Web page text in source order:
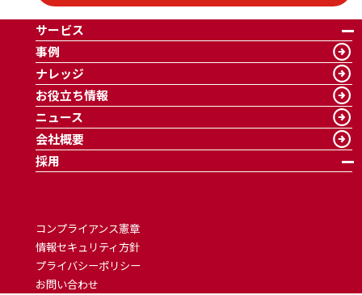
サービス
事例
ナレッジ
お役立ち情報
ニュース
会社概要
採用
コンプライアンス憲章
情報セキュリティ方針
プライバシーポリシー
お問い合わせ